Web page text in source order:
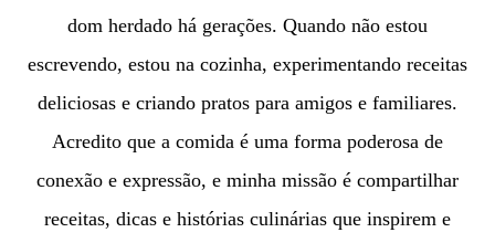
dom herdado há gerações. Quando não estou
escrevendo, estou na cozinha, experimentando receitas
deliciosas e criando pratos para amigos e familiares.
Acredito que a comida é uma forma poderosa de
conexão e expressão, e minha missão é compartilhar
receitas, dicas e histórias culinárias que inspirem e